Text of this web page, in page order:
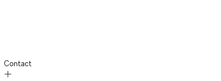
accessoires
Contact